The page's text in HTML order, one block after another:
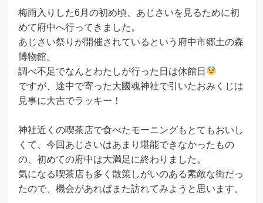
梅雨入りした6月の初め頃、あじさいを見るために初
めて府中へ行ってきました。
あじさい祭りが開催されているという府中市郷土の森
博物館。
調べ不足でなんとわたしが行った日は休館日
ですが、途中で寄った大國魂神社で引いたおみくじは
見事に大吉でラッキー！
神社近くの喫茶店で食べたモーニングもとてもおいし
くて、今回あじさいはあまり堪能できなかったもの
の、初めての府中は大満足に終わりました。
気になる喫茶店も多く散策しがいのある素敵な街だっ
たので、機会があればまた訪れてみようと思います。